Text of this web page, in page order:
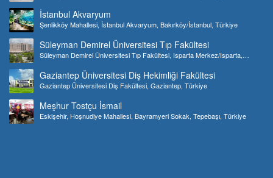
İstanbul Akvaryum
Şenlikköy Mahallesi, İstanbul Akvaryum, Bakırköy/İstanbul, Türkiye
Süleyman Demirel Üniversitesi Tıp Fakültesi
Süleyman Demirel Üniversitesi Tıp Fakültesi, Isparta Merkez/Isparta,
Gaziantep Üniversitesi Diş Hekimliği Fakültesi
Gaziantep Üniversitesi Diş Fakültesi, Gaziantep, Türkiye
Meşhur Tostçu İsmail
Eskişehir, Hoşnudiye Mahallesi, Bayramyeri Sokak, Tepebaşı, Türkiye